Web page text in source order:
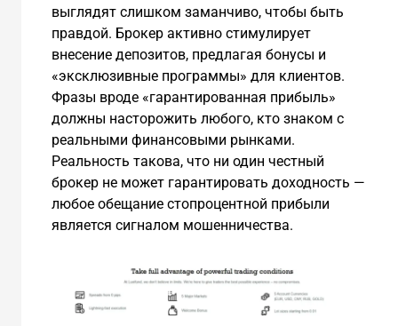
выглядят слишком заманчиво, чтобы быть
правдой. Брокер активно стимулирует
внесение депозитов, предлагая бонусы и
«эксклюзивные программы» для клиентов.
Фразы вроде «гарантированная прибыль»
должны насторожить любого, кто знаком с
реальными финансовыми рынками.
Реальность такова, что ни один честный
брокер не может гарантировать доходность —
любое обещание стопроцентной прибыли
является сигналом мошенничества.